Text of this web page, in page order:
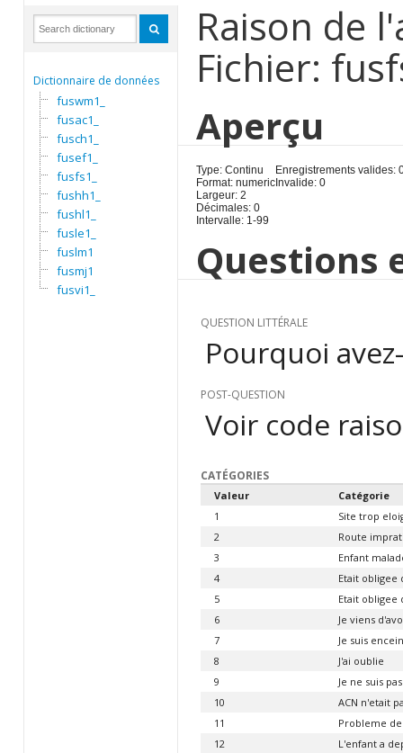
Dictionnaire de données
fuswm1_
fusac1_
fusch1_
fusef1_
fusfs1_
fushh1_
fushl1_
fusle1_
fuslm1
fusmj1
fusvi1_
Raison de
Fichier:
Aperçu
Type: Continu
Format: numeric
Largeur: 2
Décimales: 0
Intervalle: 1-99
Enregistrements valides:
Invalide: 0
Questions
QUESTION LITTÉRALE
Pourquoi
POST-QUESTION
Voir code
CATÉGORIES
Valeur
Catégorie
1
Site trop
2
Route
3
Enfant
4
Etait obligee
5
Etait obligee
6
Je viens
7
Je suis
8
J'ai oublie
9
Je ne suis
10
ACN n'etait
11
Probleme
12
L'enfant a